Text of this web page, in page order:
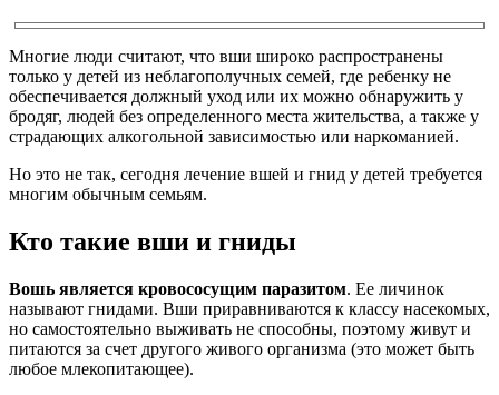
Многие люди считают, что вши широко распространены
только у детей из неблагополучных семей, где ребенку не
обеспечивается должный уход или их можно обнаружить у
бродяг, людей без определенного места жительства, а также у
страдающих алкогольной зависимостью или наркоманией.
Но это не так, сегодня лечение вшей и гнид у детей требуется
многим обычным семьям.
Кто такие вши и гниды
Вошь является кровососущим паразитом. Ее личинок
называют гнидами. Вши приравниваются к классу насекомых,
но самостоятельно выживать не способны, поэтому живут и
питаются за счет другого живого организма (это может быть
любое млекопитающее).